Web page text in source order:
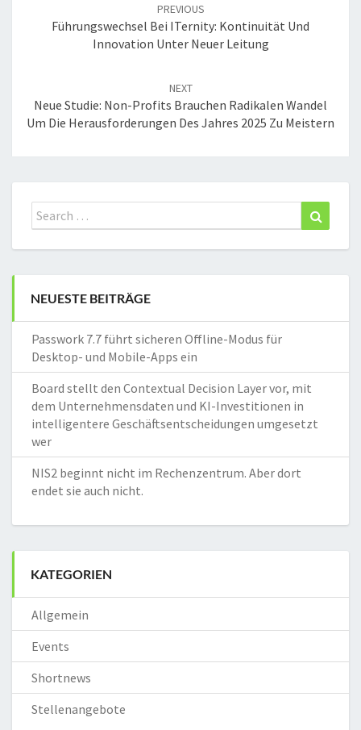
PREVIOUS
Führungswechsel Bei ITernity: Kontinuität Und
Innovation Unter Neuer Leitung
NEXT
Neue Studie: Non-Profits Brauchen Radikalen Wandel
Um Die Herausforderungen Des Jahres 2025 Zu Meistern
Search
for:
NEUESTE BEITRÄGE
Passwork 7.7 führt sicheren Offline-Modus für
Desktop- und Mobile-Apps ein
Board stellt den Contextual Decision Layer vor, mit
dem Unternehmensdaten und KI-Investitionen in
intelligentere Geschäftsentscheidungen umgesetzt
wer
NIS2 beginnt nicht im Rechenzentrum. Aber dort
endet sie auch nicht.
KATEGORIEN
Allgemein
Events
Shortnews
Stellenangebote